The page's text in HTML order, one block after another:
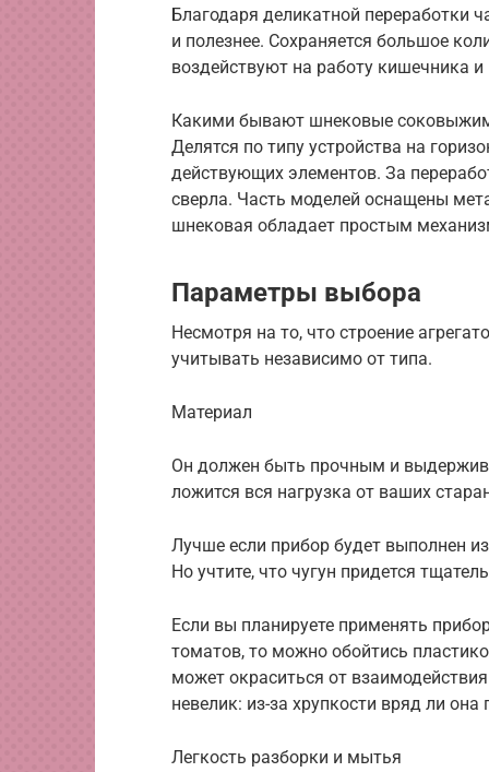
Благодаря деликатной переработки
и полезнее. Сохраняется большое
воздействуют на работу кишечника
Какими бывают шнековые
Делятся по типу устройства на
действующих элементов. За
сверла. Часть моделей оснащены
шнековая обладает простым
Параметры выбора
Несмотря на то, что строение
учитывать независимо от типа.
Материал
Он должен быть прочным и
ложится вся нагрузка от ваших
Лучше если прибор будет выполнен
Но учтите, что чугун придется
Если вы планируете применять
томатов, то можно обойтись
может окраситься от
невелик: из-за хрупкости вряд ли
Легкость разборки и мытья